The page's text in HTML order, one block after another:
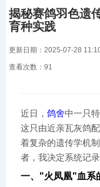
揭秘赛鸽羽色遗
育种实践​
更新日期：2025-07-28
查看次数： 91
近日， 鸽舍中一只
这只由近亲瓦灰鸽
着复杂的遗传学机
者，我决定系统记
一、"火凤凰"血系